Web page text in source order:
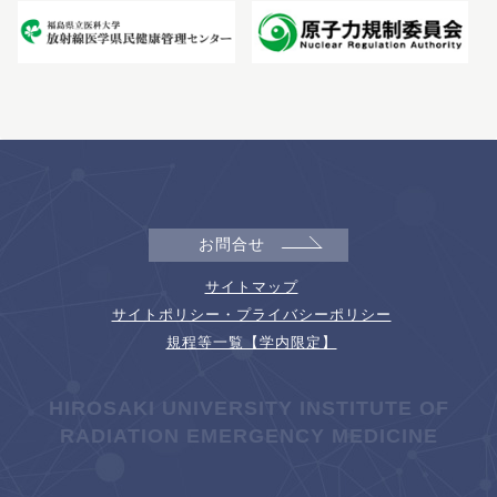
お問合せ
サイトマップ
サイトポリシー・プライバシーポリシー
規程等一覧【学内限定】
HIROSAKI UNIVERSITY INSTITUTE OF
RADIATION EMERGENCY MEDICINE